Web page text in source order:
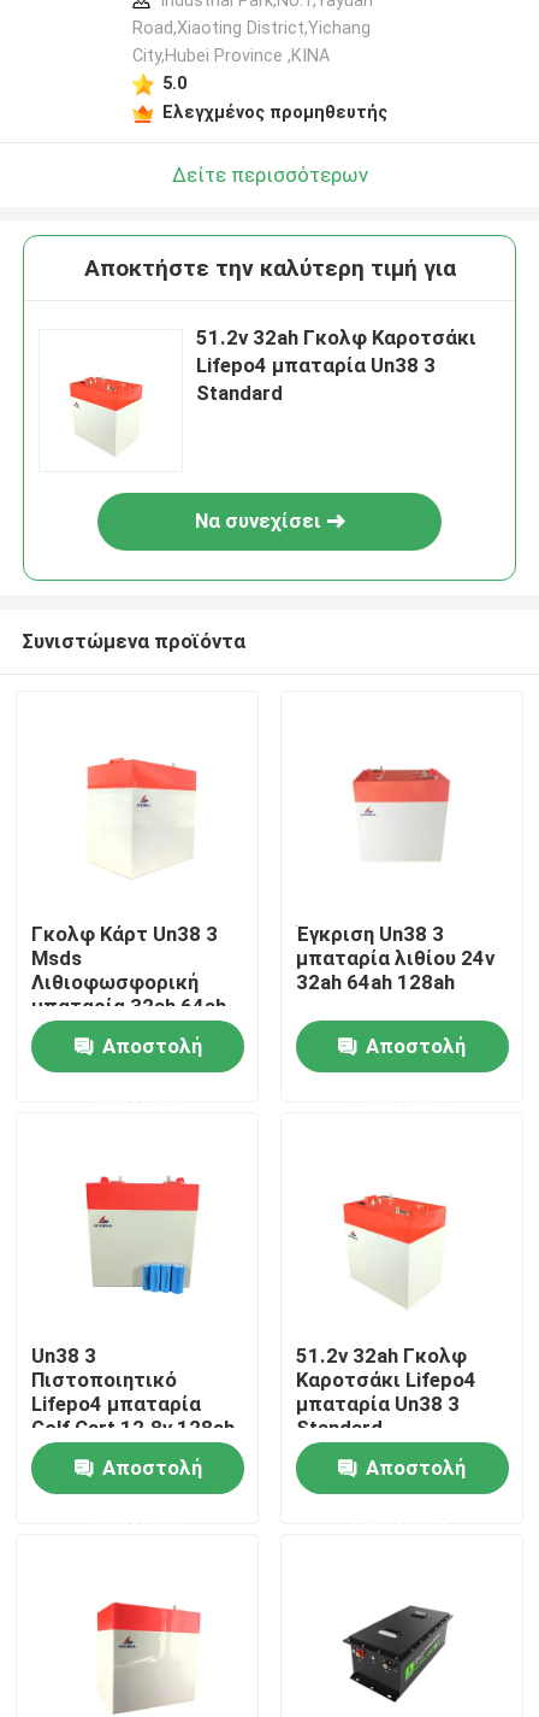
Αρχική Σελίδα
Εμφάνιση VR
Σχετικά με εμάς
Ποιοτικός έλεγχος
επαφή
Όλες οι περιπτώσεις
Ιονική LiFePO4 μπαταρία λίθιου
Road,Xiaoting District,Yichang
City,Hubei Province ,ΚΙΝΑ
5.0
Ελεγχμένος προμηθευτής
Δείτε περισσότερων
Αποκτήστε την καλύτερη τιμή για
51.2v 32ah Γκολφ Καροτσάκι
Lifepo4 μπαταρία Un38 3
Standard
Να συνεχίσει
Συνιστώμενα προϊόντα
Γκολφ Κάρτ Un38 3
Msds
Λιθιοφωσφορική
μπαταρία 32ah 64ah
128ah
Αποστολή
Έγκριση Un38 3
μπαταρία λιθίου 24v
32ah 64ah 128ah
Αποστολή
Un38 3
Πιστοποιητικό
Lifepo4 μπαταρία
Golf Cart 12.8v 128ah
Αποστολή
51.2v 32ah Γκολφ
Καροτσάκι Lifepo4
μπαταρία Un38 3
Standard
Αποστολή